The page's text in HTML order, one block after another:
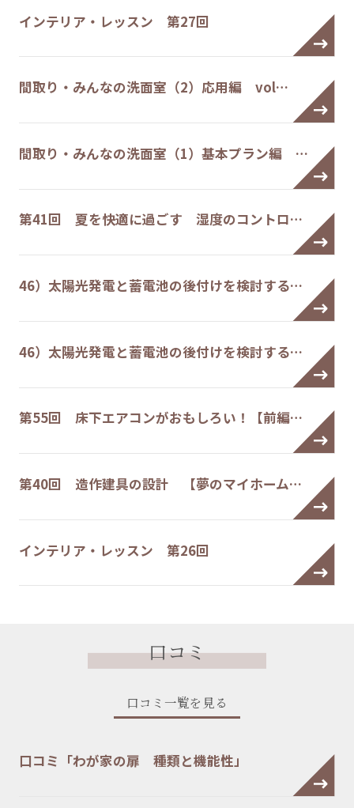
インテリア・レッスン 第27回
間取り・みんなの洗面室（2）応用編 vol…
間取り・みんなの洗面室（1）基本プラン編 …
第41回 夏を快適に過ごす 湿度のコントロ…
46）太陽光発電と蓄電池の後付けを検討する…
46）太陽光発電と蓄電池の後付けを検討する…
第55回 床下エアコンがおもしろい！【前編…
第40回 造作建具の設計 【夢のマイホーム…
インテリア・レッスン 第26回
口コミ
口コミ一覧を見る
口コミ「わが家の扉 種類と機能性」